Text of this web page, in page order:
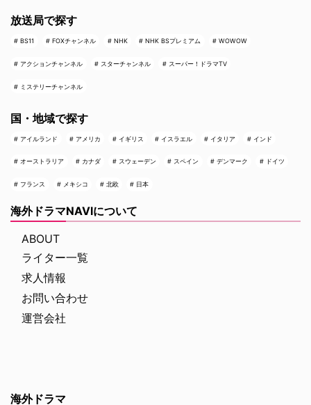
放送局で探す
BS11 FOXチャンネル NHK NHK BSプレミアム WOWOW
アクションチャンネル スターチャンネル スーパー！ドラマTV
ミステリーチャンネル
国・地域で探す
アイルランド アメリカ イギリス イスラエル イタリア インド
オーストラリア カナダ スウェーデン スペイン デンマーク ドイツ
フランス メキシコ 北欧 日本
海外ドラマNAVIについて
ABOUT
ライター一覧
求人情報
お問い合わせ
運営会社
海外ドラマ